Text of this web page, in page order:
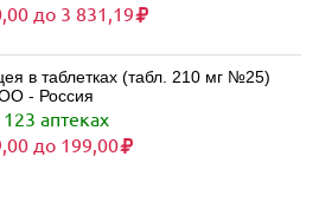
до 3 831,19
в таблетках (табл. 210 мг №25)
ВТФ ООО - Россия
123 аптеках
до 199,00